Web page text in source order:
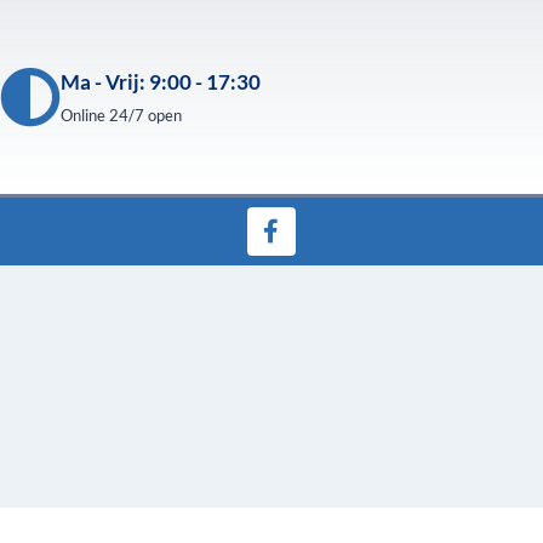
Ma - Vrij: 9:00 - 17:30
Online 24/7 open